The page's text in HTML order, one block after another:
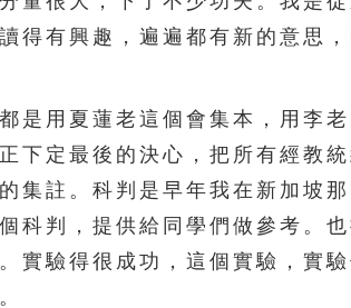
得有興趣，遍遍都有新的意思
用夏蓮老這個會集本，用李老
下定最後的決心，把所有經教
集註。科判是早年我在新加坡
科判，提供給同學們做參考。
實驗得很成功，這個實驗，實